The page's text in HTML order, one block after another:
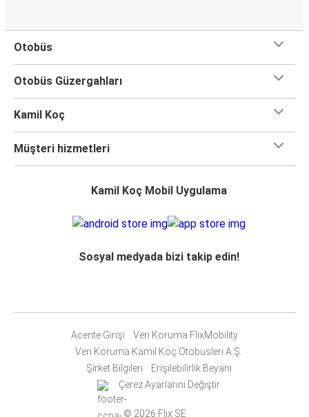
Otobüs
Otobüs Güzergahları
Kamil Koç
Müşteri hizmetleri
Kamil Koç Mobil Uygulama
Sosyal medyada bizi takip edin!
Acente Girişi
Veri Koruma FlixMobility
Veri Koruma Kamil Koç Otobüsleri A.Ş.
Şirket Bilgileri
Erişilebilirlik Beyanı
Çerez Ayarlarını Değiştir
© 2026 Flix SE